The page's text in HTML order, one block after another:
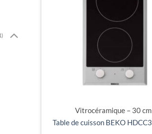
Vitrocéramique – 30 cm
Table de cuisson BEKO